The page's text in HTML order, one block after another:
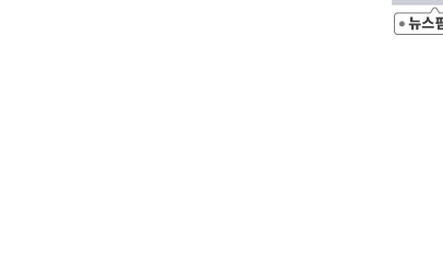
구속…범행 후 반려견도 죽여
래에 승리…金 48.54% vs 鄭 44.40%
민석 50.30% 정청래 41.94% 송영길 7.76%
이…"마음 잇는 시간 되길"